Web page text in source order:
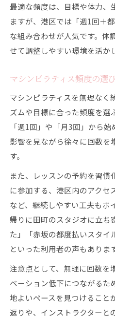
最適な頻度は、目標や体力、
ますが、港区では「週1回＋
な組み合わせが人気です。体
せて調整しやすい環境を活か
マシンピラティス頻度の選
マシンピラティスを無理なく
ズムや目標に合った頻度を選
「週1回」や「月3回」から
影響を見ながら徐々に回数を
す。
また、レッスンの予約を習
に参加する、港区内のアクセ
など、継続しやすい工夫もポ
帰りに田町のスタジオに立ち
た」「赤坂の都度払いスタイ
といった利用者の声もあります
注意点として、無理に回数を
ベーション低下につながるた
地よいペースを見つけること
返りや、インストラクターと